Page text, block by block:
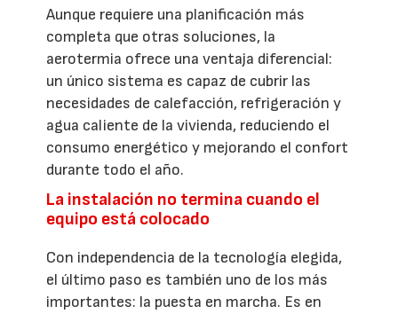
Aunque requiere una planificación más
completa que otras soluciones, la
aerotermia ofrece una ventaja diferencial:
un único sistema es capaz de cubrir las
necesidades de calefacción, refrigeración y
agua caliente de la vivienda, reduciendo el
consumo energético y mejorando el confort
durante todo el año.
La instalación no termina cuando el
equipo está colocado
Con independencia de la tecnología elegida,
el último paso es también uno de los más
importantes: la puesta en marcha. Es en